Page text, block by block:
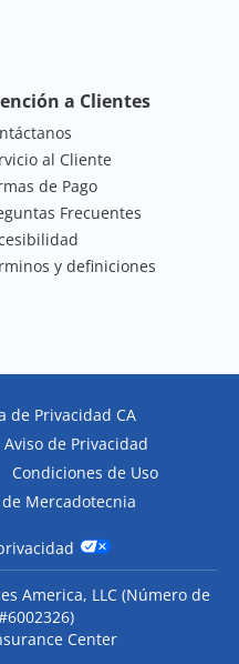
a Clientes
al Cliente
de Pago
Frecuentes
y definiciones
de Privacidad CA
Aviso de Privacidad
Condiciones de Uso
Mercadotecnia
America, LLC (Número de
)
Center